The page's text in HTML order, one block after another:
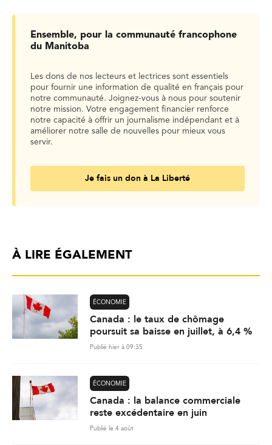
Ensemble, pour la communauté francophone
du Manitoba
Les dons de nos lecteurs et lectrices sont essentiels
pour fournir une information de qualité en français pour
notre communauté. Joignez-vous à nous pour soutenir
notre mission. Votre engagement financier renforce
notre capacité à offrir un journalisme indépendant et à
améliorer notre salle de nouvelles pour mieux vous
servir.
Je fais un don à La Liberté
À LIRE ÉGALEMENT
ÉCONOMIE
Canada : le taux de chômage
poursuit sa baisse en juillet, à 6,4 %
Publié hier à 09:35
ÉCONOMIE
Canada : la balance commerciale
reste excédentaire en juin
Publié le 4 août